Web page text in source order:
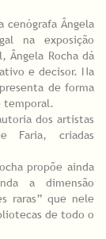
cenógrafa Ângela
na exposição
Ângela Rocha dá
e decisor. Na
de forma
temporal.
dos artistas
Faria, criadas
propõe ainda
a dimensão
raras” que nele
de todo o